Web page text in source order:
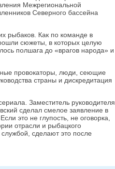
Межрегиональной
Северного бассейна
рыбаков. Как по команде в
сюжеты, в которых целую
полшага до «врагов народа» и
провокаторы, люди, сеющие
страны и дискредитация
Заместитель руководителя
сделал смелое заявление в
это не глупость, не оговорка,
отрасли и рыбацкого
сделают это после